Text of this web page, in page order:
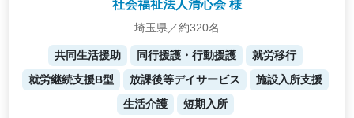
社会福祉法人清心会 様
埼玉県／約320名
共同生活援助 同行援護・行動援護
就労移行
就労継続支援B型
放課後等デイサービス
施設入所支援
生活介護
短期入所